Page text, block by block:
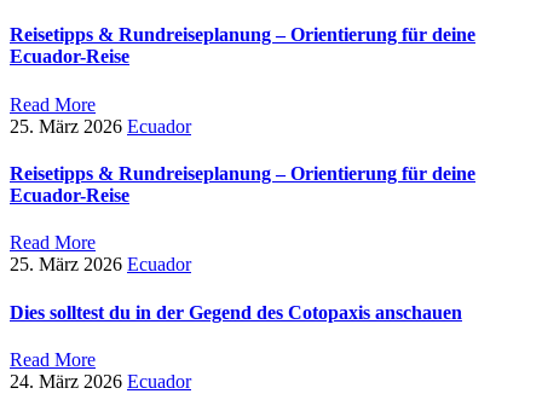
Reisetipps & Rundreiseplanung – Orientierung für deine
Ecuador-Reise
Read More
25. März 2026 Ecuador
Reisetipps & Rundreiseplanung – Orientierung für deine
Ecuador-Reise
Read More
25. März 2026 Ecuador
Dies solltest du in der Gegend des Cotopaxis anschauen
Read More
24. März 2026 Ecuador